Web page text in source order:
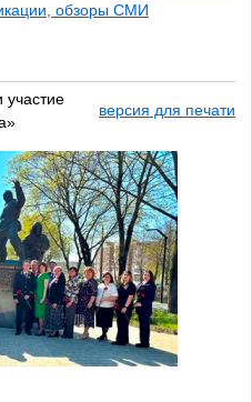
обзоры СМИ
участие
версия для печати